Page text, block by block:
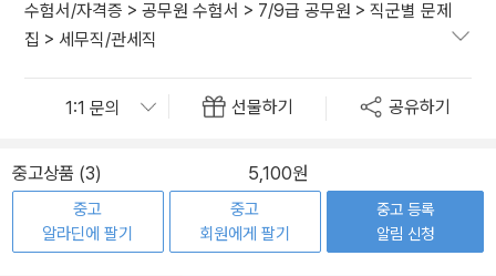
수험서/자격증 > 공무원 수험서 > 7/9급 공무원 > 직군별 문제
집 > 세무직/관세직
선물하기 공유하기
중고상품 (3) 5,100원
중고
알라딘에 팔기
중고
회원에게 팔기
중고 등록
알림 신청